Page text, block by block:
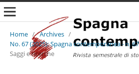
Home / Archives /
No. 67 (2025): Spagna contemporanea - n.
Saggi e ricerche